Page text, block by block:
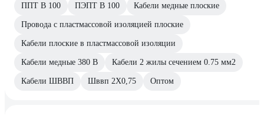
ППТ В 100 ПЭПТ В 100 Кабели медные плоские
Провода с пластмассовой изоляцией плоские
Кабели плоские в пластмассовой изоляции
Кабели медные 380 В Кабели 2 жилы сечением 0.75 мм2
Кабели ШВВП Шввп 2Х0,75 Оптом